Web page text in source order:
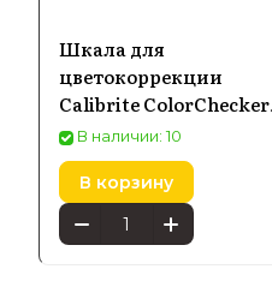
Шкала для
цветокоррекции
Calibrite ColorChecker
Classic
В наличии: 10
В корзину